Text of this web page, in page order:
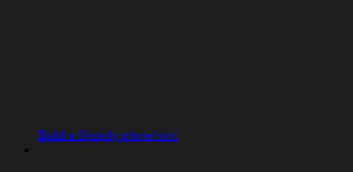
Build a Shopify storefront